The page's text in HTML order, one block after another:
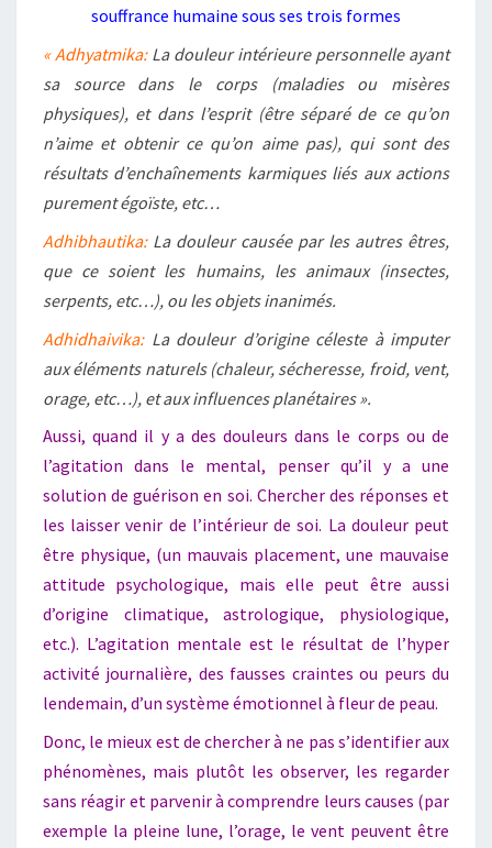
souffrance humaine sous ses trois formes
« Adhyatmika: La douleur intérieure personnelle ayant
sa source dans le corps (maladies ou misères
physiques), et dans l’esprit (être séparé de ce qu’on
n’aime et obtenir ce qu’on aime pas), qui sont des
résultats d’enchaînements karmiques liés aux actions
purement égoïste, etc…
Adhibhautika: La douleur causée par les autres êtres,
que ce soient les humains, les animaux (insectes,
serpents, etc…), ou les objets inanimés.
Adhidhaivika: La douleur d’origine céleste à imputer
aux éléments naturels (chaleur, sécheresse, froid, vent,
orage, etc…), et aux influences planétaires ».
Aussi, quand il y a des douleurs dans le corps ou de
l’agitation dans le mental, penser qu’il y a une
solution de guérison en soi. Chercher des réponses et
les laisser venir de l’intérieur de soi. La douleur peut
être physique, (un mauvais placement, une mauvaise
attitude psychologique, mais elle peut être aussi
d’origine climatique, astrologique, physiologique,
etc.). L’agitation mentale est le résultat de l’hyper
activité journalière, des fausses craintes ou peurs du
lendemain, d’un système émotionnel à fleur de peau.
Donc, le mieux est de chercher à ne pas s’identifier aux
phénomènes, mais plutôt les observer, les regarder
sans réagir et parvenir à comprendre leurs causes (par
exemple la pleine lune, l’orage, le vent peuvent être